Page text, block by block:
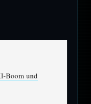
Boom und